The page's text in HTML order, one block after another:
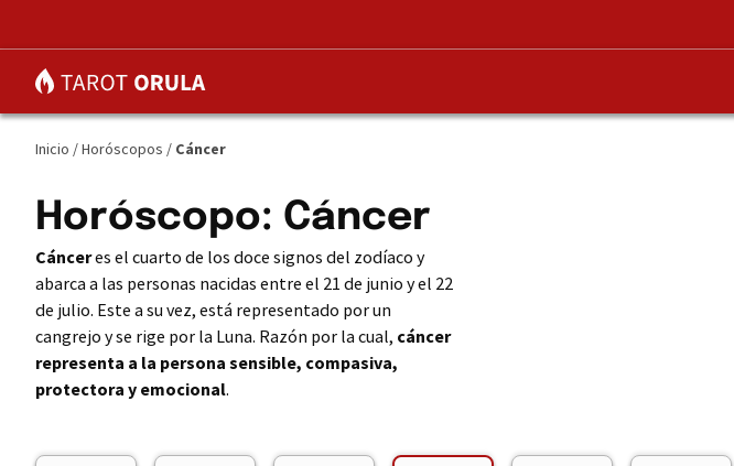
Inicio /Horóscopos / Cáncer
Horóscopo: Cáncer
Cánceres el cuarto de los doce signos del zodíaco y
abarca a las personas nacidas entre el 21 de junio y el 22
de julio. Este a su vez, está representado por un
cangrejo y se rige por la Luna. Razón por la cual, cáncer
representa a la persona sensible, compasiva,
protectora y emocional.